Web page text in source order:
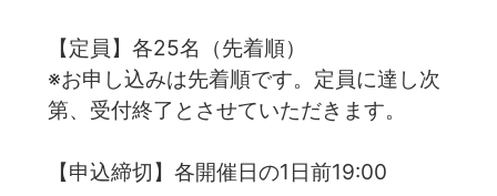
【定員】各25名（先着順）
※お申し込みは先着順です。定員に達し次
第、受付終了とさせていただきます。
【申込締切】各開催日の1日前19:00